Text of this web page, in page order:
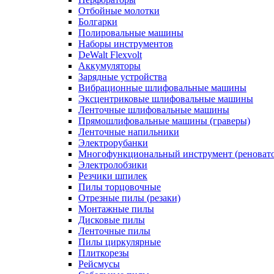
Отбойные молотки
Болгарки
Полировальные машины
Наборы инструментов
DeWalt Flexvolt
Аккумуляторы
Зарядные устройства
Вибрационные шлифовальные машины
Эксцентриковые шлифовальные машины
Ленточные шлифовальные машины
Прямошлифовальные машины (граверы)
Ленточные напильники
Электрорубанки
Многофункциональный инструмент
Электролобзики
Резчики шпилек
Пилы торцовочные
Отрезные пилы (резаки)
Монтажные пилы
Дисковые пилы
Ленточные пилы
Пилы циркулярные
Плиткорезы
Рейсмусы